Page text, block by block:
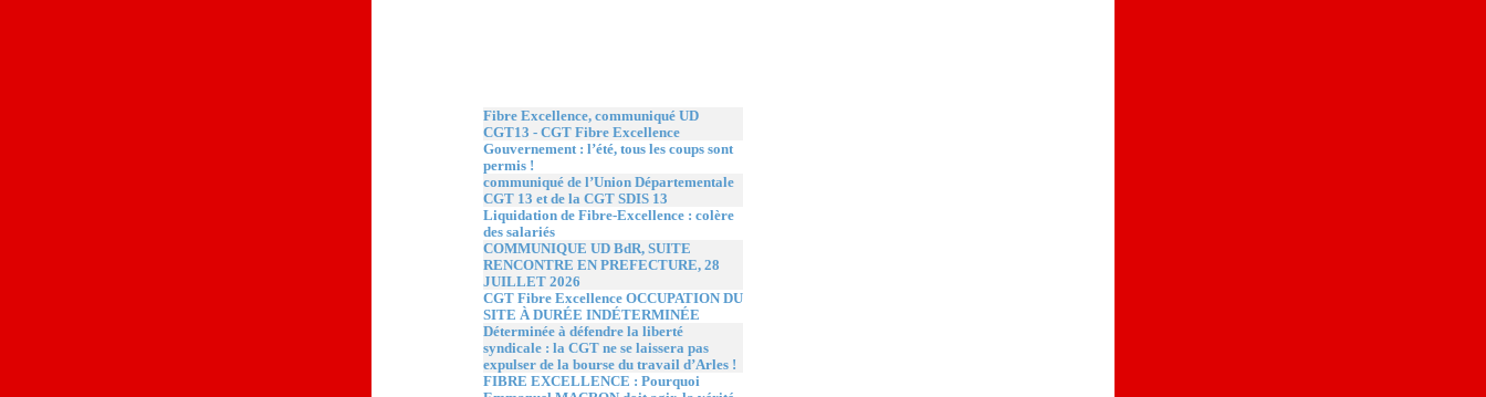
Fibre Excellence, communiqué UD
CGT13 - CGT Fibre Excellence
Gouvernement : l’été, tous les coups sont
permis !
communiqué de l’Union Départementale
CGT 13 et de la CGT SDIS 13
Liquidation de Fibre-Excellence : colère
des salariés
COMMUNIQUE UD BdR, SUITE
RENCONTRE EN PREFECTURE, 28
JUILLET 2026
CGT Fibre Excellence OCCUPATION DU
SITE À DURÉE INDÉTERMINÉE
Déterminée à défendre la liberté
syndicale : la CGT ne se laissera pas
expulser de la bourse du travail d’Arles !
FIBRE EXCELLENCE : Pourquoi